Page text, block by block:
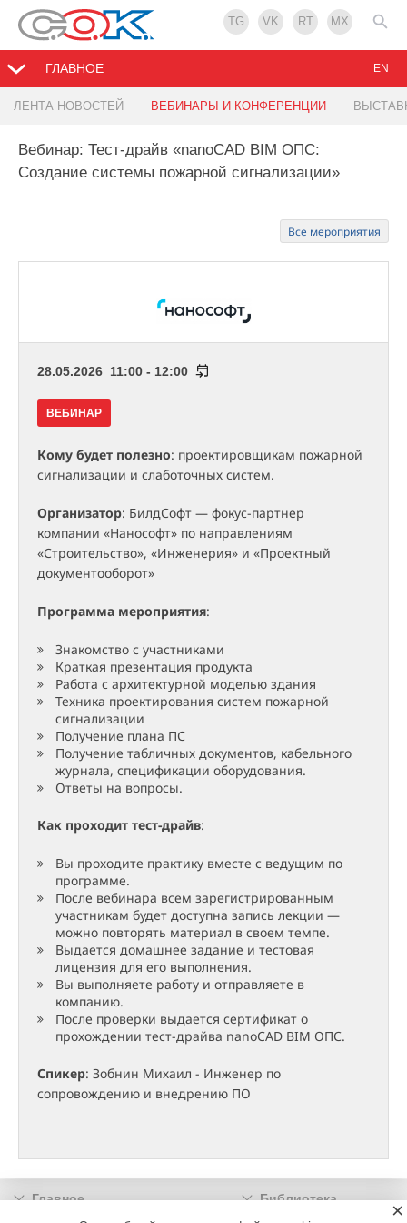
TG VK RT MX
ГЛАВНОЕ
ЛЕНТА НОВОСТЕЙ ВЕБИНАРЫ И КОНФЕРЕНЦИИ
EN
Вебинар: Тест-драйв «nanoCAD BIM ОПС:
Создание системы пожарной сигнализации»
Все мероприятия
28.05.2026 11:00 - 12:00
ВЕБИНАР
Кому будет полезно: проектировщикам пожарной
сигнализации и слаботочных систем.
Организатор: БилдСофт — фокус-партнер
компании «Нанософт» по направлениям
«Строительство», «Инженерия» и «Проектный
документооборот»
Программа мероприятия:
Знакомство с участниками
Краткая презентация продукта
Работа с архитектурной моделью здания
Техника проектирования систем пожарной
сигнализации
Получение плана ПС
Получение табличных документов, кабельного
журнала, спецификации оборудования.
Ответы на вопросы.
Как проходит тест-драйв:
Вы проходите практику вместе с ведущим по
программе.
После вебинара всем зарегистрированным
участникам будет доступна запись лекции —
можно повторять материал в своем темпе.
Выдается домашнее задание и тестовая
лицензия для его выполнения.
Вы выполняете работу и отправляете в
компанию.
После проверки выдается сертификат о
прохождении тест-драйва nanoCAD BIM ОПС.
Спикер: Зобнин Михаил - Инженер по
сопровождению и внедрению ПО
Главное
Библиотека
×